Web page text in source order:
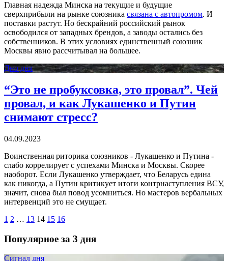
Главная надежда Минска на текущие и будущие
сверхприбыли на рынке союзника связана с автопромом. И
поставки растут. Но бескрайний российский рынок
освободился от западных брендов, а заводы остались без
собственников. В этих условиях единственный союзник
Москвы явно рассчитывал на большее.
Дно дня
“Это не пробуксовка, это провал”. Чей
провал, и как Лукашенко и Путин
снимают стресс?
04.09.2023
Воинственная риторика союзников - Лукашенко и Путина -
слабо коррелирует с успехами Минска и Москвы. Скорее
наоборот. Если Лукашенко утверждает, что Беларусь едина
как никогда, а Путин критикует итоги контрнаступления ВСУ,
значит, снова был повод усомниться. Но мастеров вербальных
интервенций это не смущает.
1 2 … 13 14 15 16
Популярное за 3 дня
Сигнал дня